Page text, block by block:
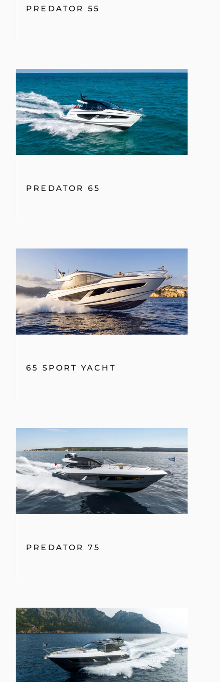
PREDATOR 55
PREDATOR 65
65 SPORT YACHT
PREDATOR 75